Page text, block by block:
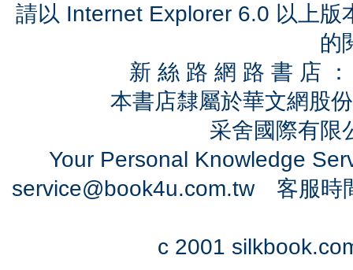
請以 Internet Explorer 6.0 以上
的
新 絲 路 網 路 書 店
本書店隸屬於華文網股
采舍國際有
Your Personal Knowledge
service@book4u.com.tw客服時
c 2001